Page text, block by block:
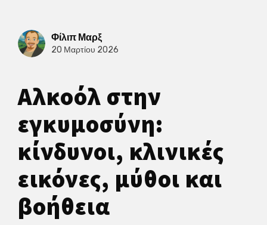
Φίλιπ Μαρξ
20 Μαρτίου 2026
Αλκοόλ στην
εγκυμοσύνη:
κίνδυνοι, κλινικές
εικόνες, μύθοι και
βοήθεια